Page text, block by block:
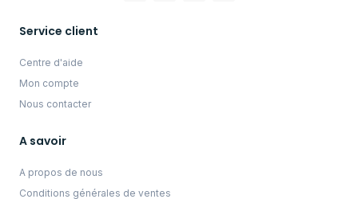
Service client
Centre d'aide
Mon compte
Nous contacter
A savoir
A propos de nous
Conditions générales de ventes